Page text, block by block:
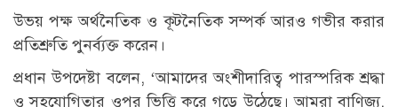
উভয় পক্ষ অর্থনৈতিক ও কূটনৈতিক সম্পর্ক আরও গভীর করার
প্রতিশ্রুতি পুনর্ব্যক্ত করেন।
প্রধান উপদেষ্টা বলেন, ‘আমাদের অংশীদারিত্ব পারস্পরিক শ্রদ্ধা
ও সহযোগিতার ওপর ভিত্তি করে গড়ে উঠেছে। আমরা বাণিজ্য,